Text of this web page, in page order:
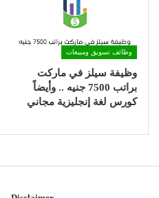
وظائف تسويق ومبيعات
وظيفة سيلز في ماركت
براتب 7500 جنيه .. وأيضاً
كورس لغة إنجليزية مجاني